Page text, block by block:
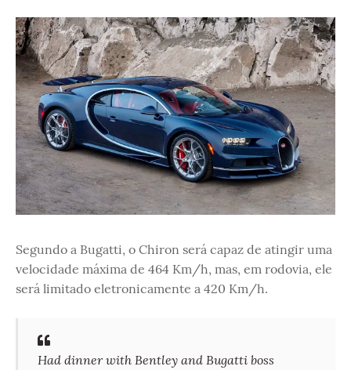
Segundo a Bugatti, o Chiron será capaz de atingir uma
velocidade máxima de 464 Km/h, mas, em rodovia, ele
será limitado eletronicamente a 420 Km/h.
Had dinner with Bentley and Bugatti boss